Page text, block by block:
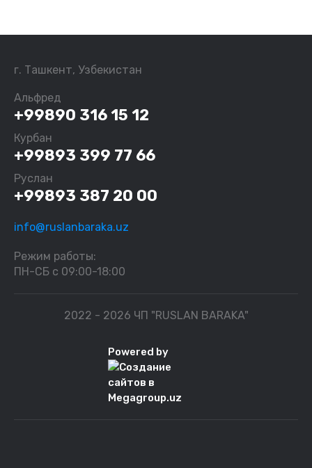
г. Ташкент, Узбекистан
Альфред
+99890 316 15 12
Курбан
+99893 399 77 66
Руслан
+99893 387 20 00
info@ruslanbaraka.uz
Режим работы:
ПН-СБ с 09:00-18:00
2022 - 2026 ЧП "RUSLAN BARAKA"
Powered by